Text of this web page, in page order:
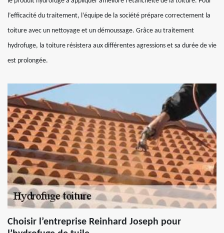
l’efficacité du traitement, l’équipe de la société prépare correctement la
toiture avec un nettoyage et un démoussage. Grâce au traitement
hydrofuge, la toiture résistera aux différentes agressions et sa durée de vie
est prolongée.
Choisir l’entreprise Reinhard Joseph pour